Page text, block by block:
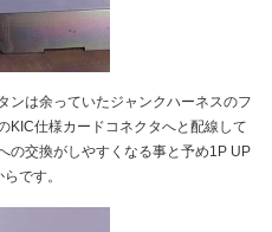
ンは余っていたジャンクハーネスのフ
KIC仕様カードコネクタへと配線して
の交換がしやすくなる事と予め1P UP
です。